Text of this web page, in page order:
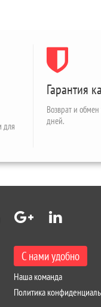
для
Гарантия
Возврат и
дней.
С нами удобно
Наша команда
Политика